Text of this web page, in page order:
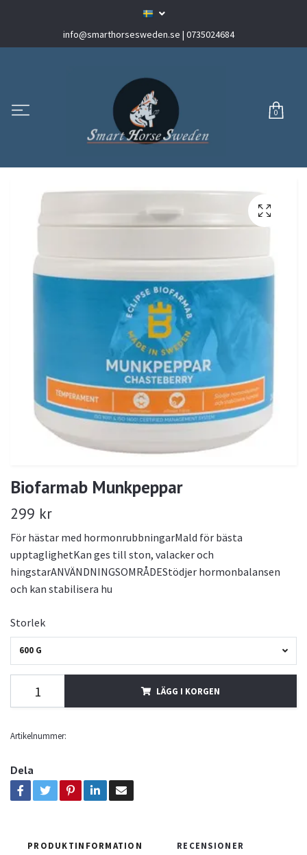
info@smarthorsesweden.se | 0735024684
0
Biofarmab Munkpeppar
299 kr
För hästar med hormonrubbningarMald för bästa
upptaglighetKan ges till ston, valacker och
hingstarANVÄNDNINGSOMRÅDEStödjer hormonbalansen
och kan stabilisera hu
Storlek
600 G
LÄGG I KORGEN
Artikelnummer:
Dela
PRODUKTINFORMATION RECENSIONER